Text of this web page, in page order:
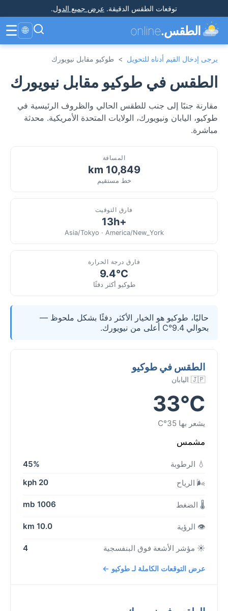
توقعات الطقس الدقيقة. عرض جميع الدول.
الطقس.online
🌐
☰
يرجى إدخال القيم أدناه للتحويل > طوكيو مقابل نيويورك
الطقس في طوكيو مقابل نيويورك
مقارنة جنبًا إلى جنب للطقس الحالي والظروف الرئيسية في
طوكيو، اليابان ونيويورك، الولايات المتحدة الأمريكية. محدثة
مباشرة.
المسافة
10,849 km
خط مستقيم
فارق التوقيت
+13h
Asia/Tokyo · America/New_York
فارق درجة الحرارة
9.4°C
طوكيو أكثر دفئًا
حاليًا، طوكيو هو الخيار الأكثر دفئًا بشكل ملحوظ —
بحوالي 9.4°C أعلى من نيويورك.
الطقس في طوكيو
🇯🇵 اليابان
33°C
يشعر بها 35°C
مشمس
💧 الرطوبة
45%
🌬️ الرياح
20 kph
🌡️ الضغط 1006 mb
👁️ الرؤية 10.0 km
☀️ مؤشر الأشعة فوق البنفسجية 4
عرض التوقعات الكاملة لـ طوكيو ←